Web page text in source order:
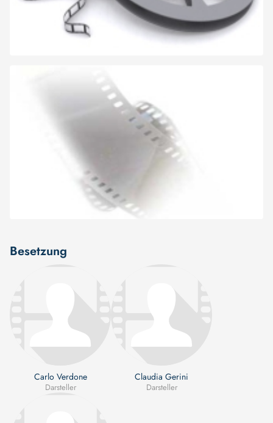
Besetzung
Carlo Verdone
Darsteller
Claudia Gerini
Darsteller